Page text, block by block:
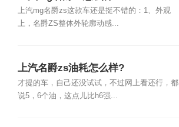
上汽mg名爵zs这款车还是挺不错的：1、外观
上，名爵ZS整体外轮廓动感...
上汽名爵zs油耗怎么样?
才提的车，自己还没试试，不过网上看还行，都
说5，6个油，这点儿比h6强...